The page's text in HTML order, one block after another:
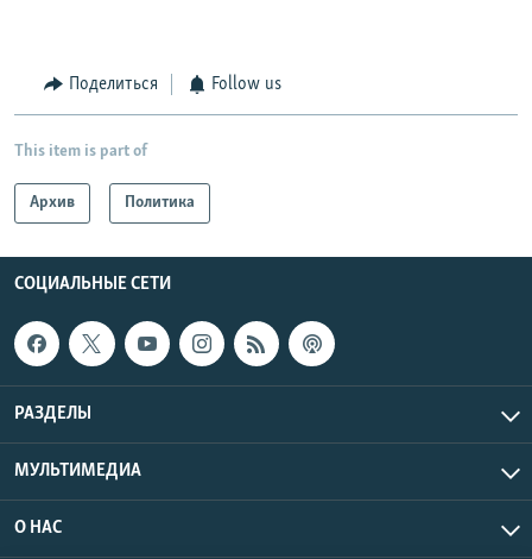
Поделиться Follow us
This item is part of
Архив Политика
СОЦИАЛЬНЫЕ СЕТИ
РАЗДЕЛЫ
МУЛЬТИМЕДИА
О НАС